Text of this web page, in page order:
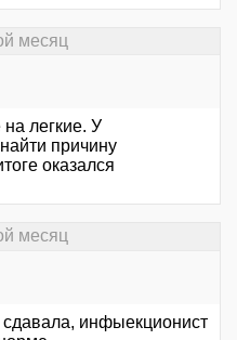
месяц
легкие. У
причину
оказался
месяц
сдавала, инфыекционист